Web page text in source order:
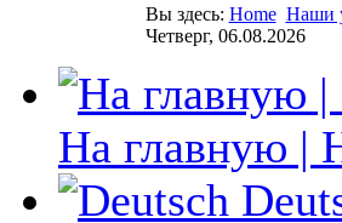
Вы здесь: Home Наши
Четверг, 06.08.2026
На главную |